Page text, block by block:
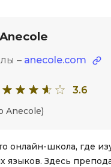
– anecole.com
3.6
Anecole)
онлайн-школа, где
языков. Здесь